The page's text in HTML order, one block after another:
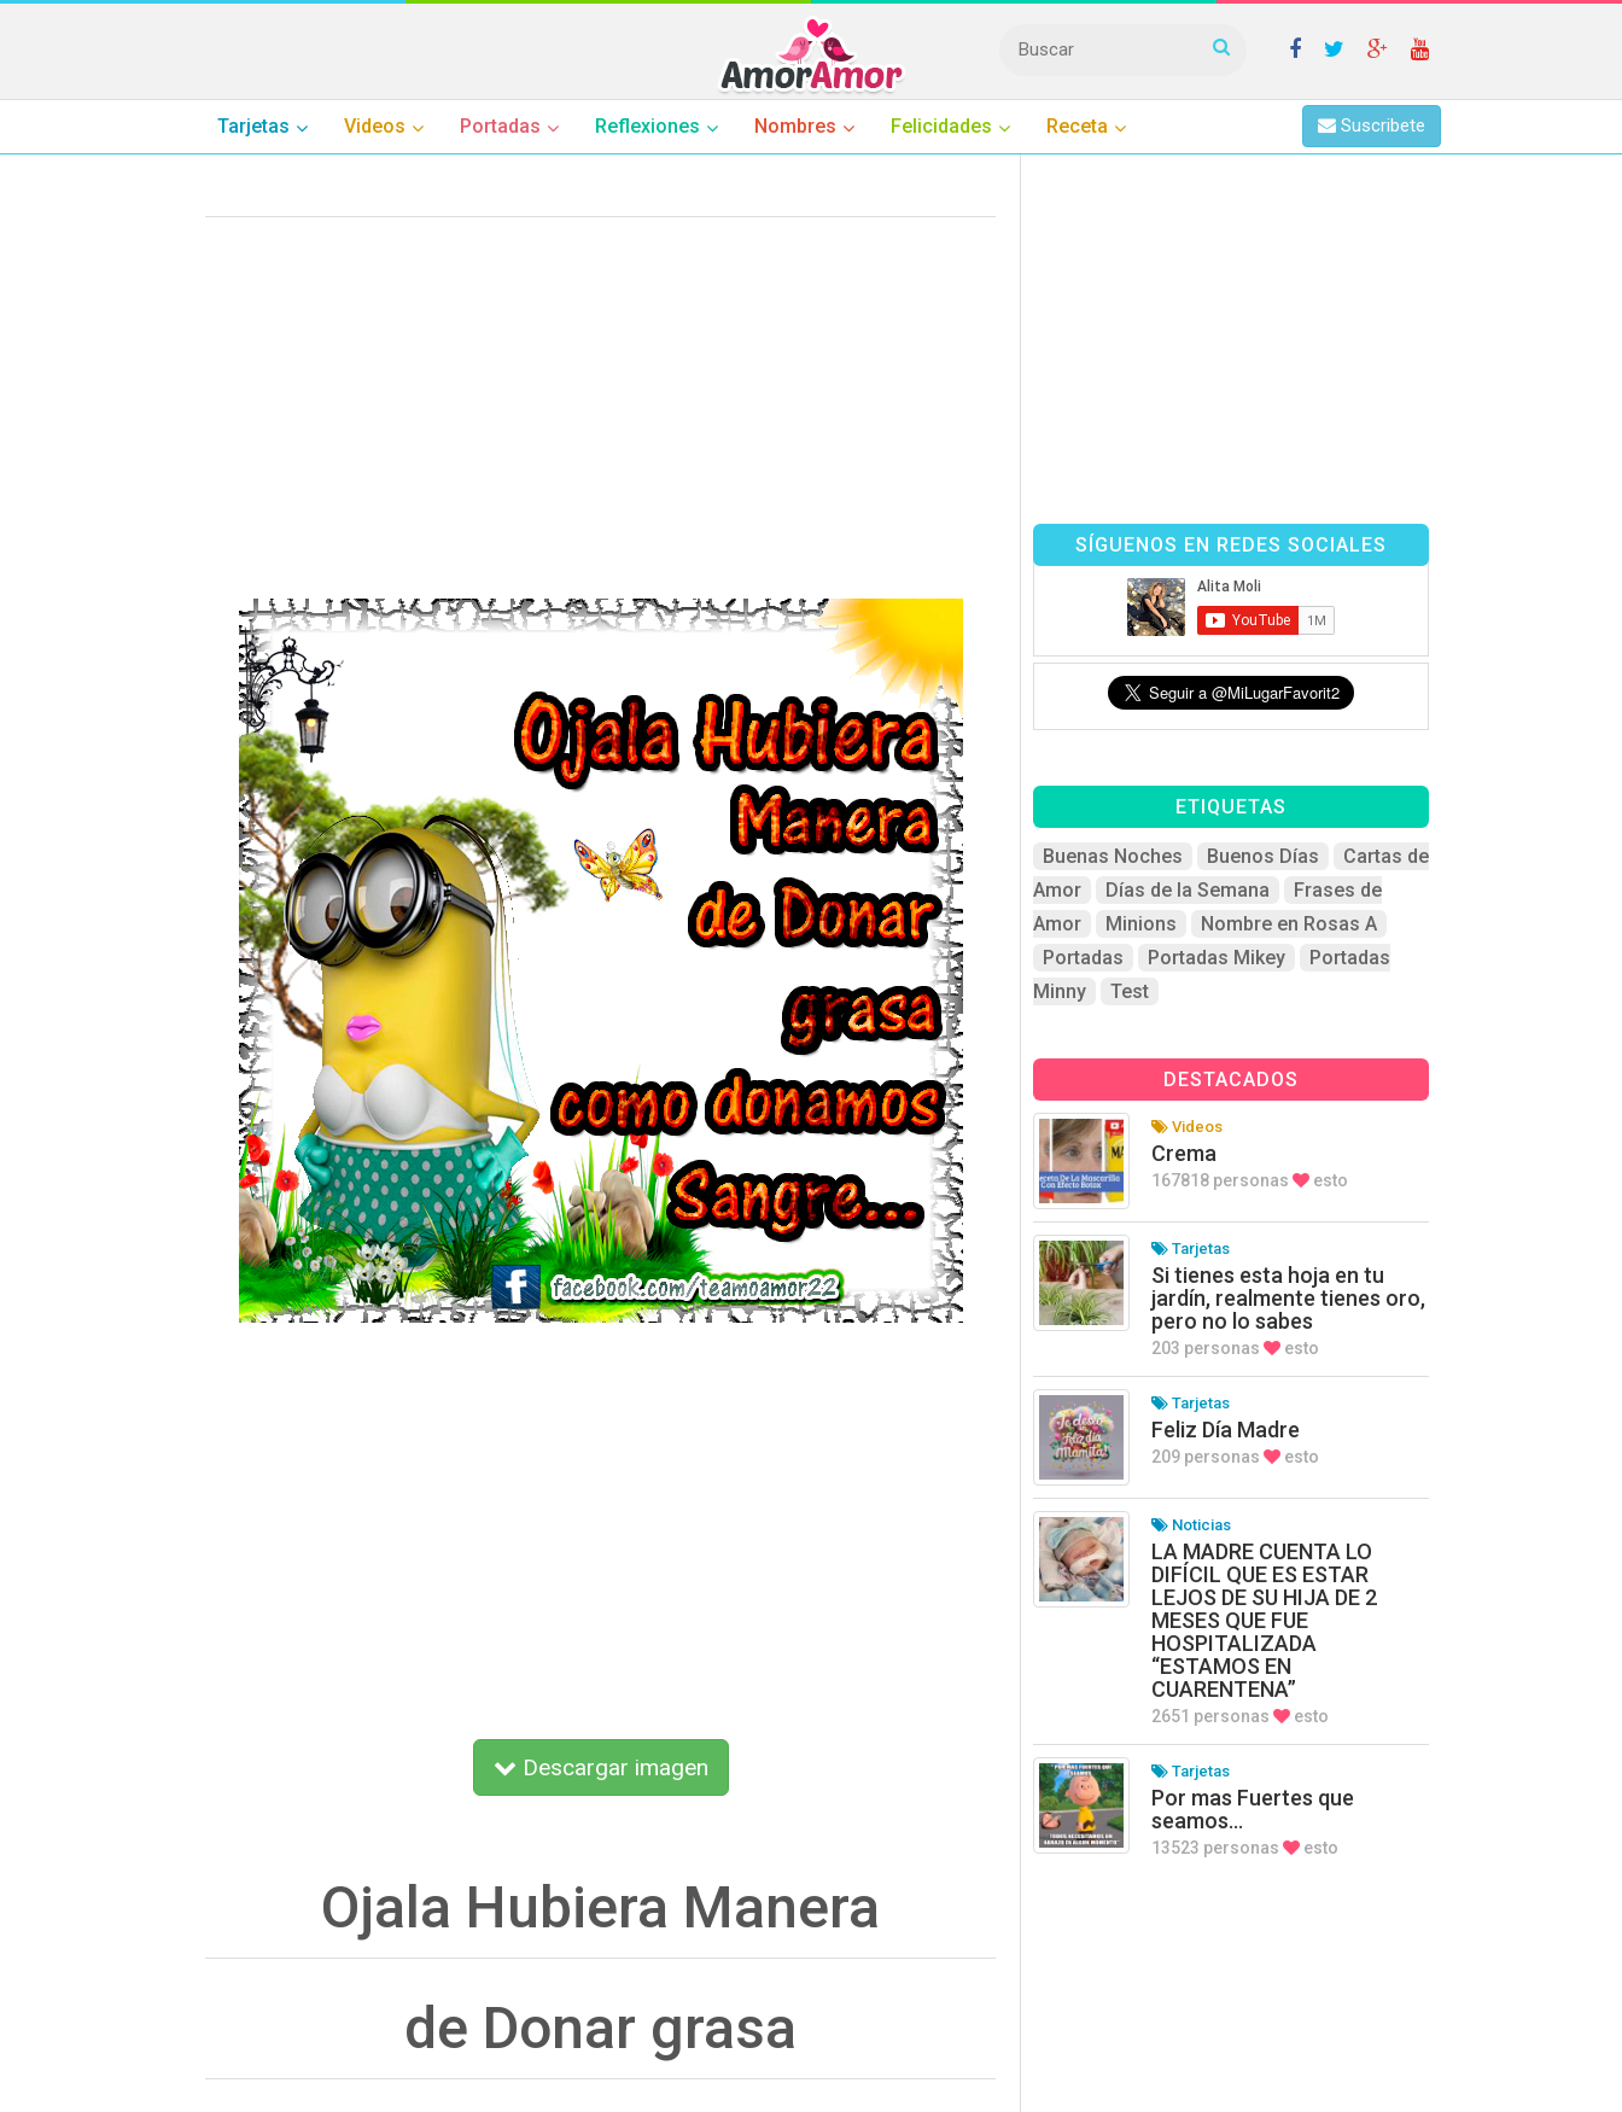
Tarjetas Videos Portadas Reflexiones Nombres Felicidades Receta Suscribete
Descargar imagen
Ojala Hubiera Manera
de Donar grasa
SÍGUENOS EN REDES SOCIALES
ETIQUETAS
Buenas Noches Buenos Días
Cartas de
Amor
Días de la Semana
Frases de
Amor
Minions
Nombre en Rosas A
Portadas
Portadas Mikey
Portadas
Minny
Test
DESTACADOS
Videos
Crema
167818 personas esto
Tarjetas
Si tienes esta hoja en tu
jardín, realmente tienes oro,
pero no lo sabes
203 personas esto
Tarjetas
Feliz Día Madre
209 personas esto
Noticias
LA MADRE CUENTA LO
DIFÍCIL QUE ES ESTAR
LEJOS DE SU HIJA DE 2
MESES QUE FUE
HOSPITALIZADA
“ESTAMOS EN
CUARENTENA”
2651 personas esto
Tarjetas
Por mas Fuertes que
seamos…
13523 personas esto